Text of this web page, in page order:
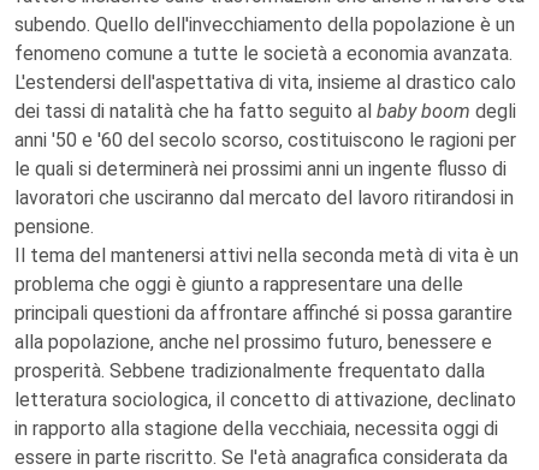
subendo. Quello dell'invecchiamento della popolazione è un
fenomeno comune a tutte le società a economia avanzata.
L'estendersi dell'aspettativa di vita, insieme al drastico calo
dei tassi di natalità che ha fatto seguito al baby boom degli
anni '50 e '60 del secolo scorso, costituiscono le ragioni per
le quali si determinerà nei prossimi anni un ingente flusso di
lavoratori che usciranno dal mercato del lavoro ritirandosi in
pensione.
Il tema del mantenersi attivi nella seconda metà di vita è un
problema che oggi è giunto a rappresentare una delle
principali questioni da affrontare affinché si possa garantire
alla popolazione, anche nel prossimo futuro, benessere e
prosperità. Sebbene tradizionalmente frequentato dalla
letteratura sociologica, il concetto di attivazione, declinato
in rapporto alla stagione della vecchiaia, necessita oggi di
essere in parte riscritto. Se l'età anagrafica considerata da